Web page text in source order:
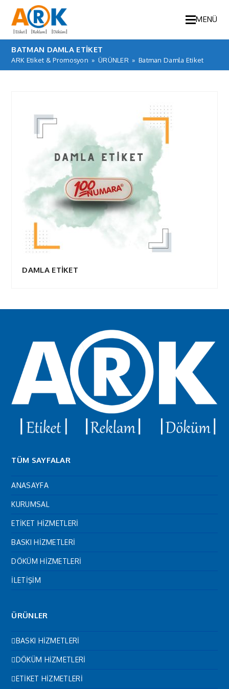
MENÜ
BATMAN DAMLA ETIKET
ARK Etiket & Promosyon » ÜRÜNLER » Batman Damla Etiket
DAMLA ETİKET
TÜM SAYFALAR
ANASAYFA
KURUMSAL
ETİKET HİZMETLERİ
BASKI HİZMETLERİ
DÖKÜM HİZMETLERİ
İLETİŞİM
ÜRÜNLER
BASKI HİZMETLERİ
DÖKÜM HİZMETLERİ
ETİKET HİZMETLERİ